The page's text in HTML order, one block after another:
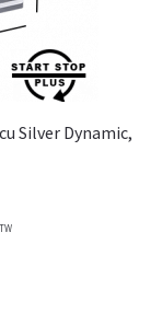
Silver Dynamic,